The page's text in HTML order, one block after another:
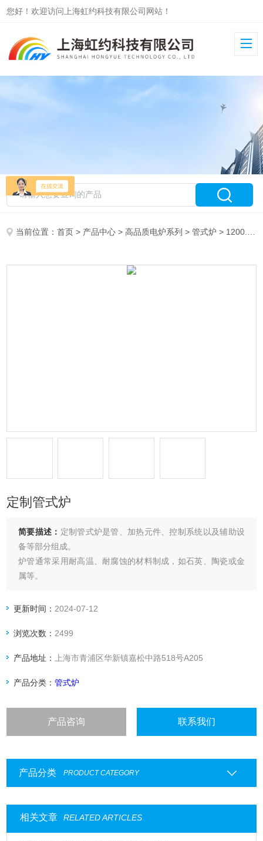
您好！欢迎访问上海虹约科技有限公司网站！
当前位置：首页 > 产品中心 >高品质电炉系列 >管式炉 > 1200.1400.1700定制管式炉
定制管式炉
简要描述： 定制管式炉是管、加热元件、控制系统以及辅助设
备等部分组成。
炉管通常采用耐高温、耐腐蚀的材料制成，如石英、陶瓷或金
属等。
度。
安全性。工作原理:
良好的导热性能，将热能传递给被加热物体，使其温度升高。
控制系统可以根据需要调整加热元件的
更新时间： 2024-07-12
浏览次数： 2499
产品地址： 上海市青浦区华新镇嘉松中路518号A205
产品分类：管式炉
产品咨询 联系我们
产品分类 PRODUCT CATEGORY
相关文章 RELATED ARTICLES